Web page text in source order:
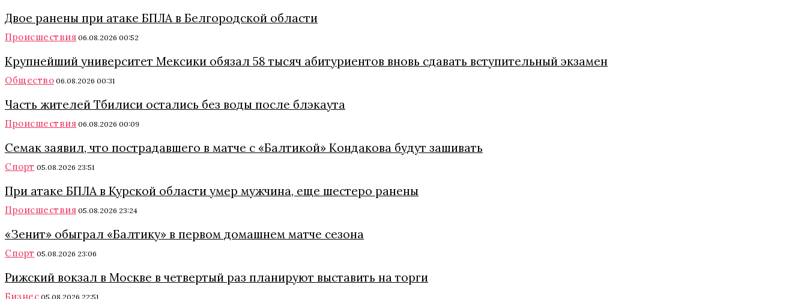
Двое ранены при атаке БПЛА в Белгородской области
Происшествия 06.08.2026 00:52
Крупнейший университет Мексики обязал 58 тысяч абитуриентов вновь сдавать вступительный экзамен
Общество 06.08.2026 00:31
Часть жителей Тбилиси остались без воды после блэкаута
Происшествия 06.08.2026 00:09
Семак заявил, что пострадавшего в матче с «Балтикой» Кондакова будут зашивать
Спорт 05.08.2026 23:51
При атаке БПЛА в Курской области умер мужчина, еще шестеро ранены
Происшествия 05.08.2026 23:24
«Зенит» обыграл «Балтику» в первом домашнем матче сезона
Спорт 05.08.2026 23:06
Рижский вокзал в Москве в четвертый раз планируют выставить на торги
Бизнес 05.08.2026 22:51